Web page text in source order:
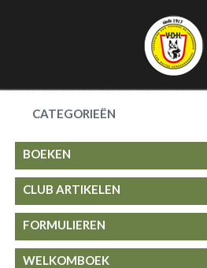
CATEGORIEËN
BOEKEN
CLUB ARTIKELEN
FORMULIEREN
WELKOMBOEK